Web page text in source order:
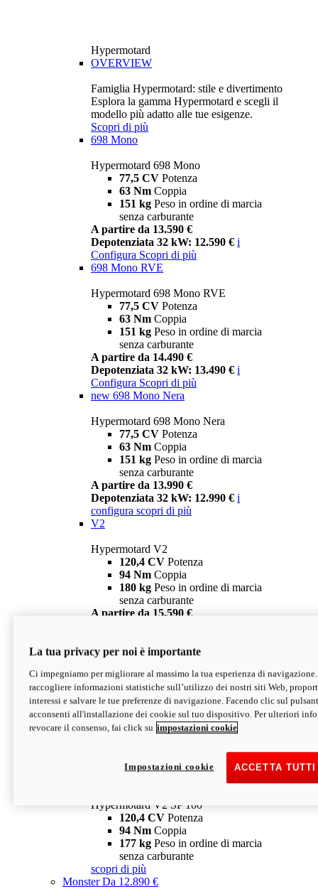
Hypermotard
OVERVIEW
Famiglia Hypermotard: stile e divertimento
Esplora la gamma Hypermotard e scegli il
modello più adatto alle tue esigenze.
Scopri di più
698 Mono
Hypermotard 698 Mono
77,5 CV Potenza
63 Nm Coppia
151 kg Peso in ordine di marcia
senza carburante
A partire da 13.590 €
Depotenziata 32 kW: 12.590 € i
Configura Scopri di più
698 Mono RVE
Hypermotard 698 Mono RVE
77,5 CV Potenza
63 Nm Coppia
151 kg Peso in ordine di marcia
senza carburante
A partire da 14.490 €
Depotenziata 32 kW: 13.490 € i
Configura Scopri di più
new 698 Mono Nera
Hypermotard 698 Mono Nera
77,5 CV Potenza
63 Nm Coppia
151 kg Peso in ordine di marcia
senza carburante
A partire da 13.990 €
Depotenziata 32 kW: 12.990 € i
configura scopri di più
V2
Hypermotard V2
120,4 CV Potenza
94 Nm Coppia
180 kg Peso in ordine di marcia
senza carburante
A partire da 15.590 €
V2 SP
Hypermotard V2 SP
120,4 CVPotenza
94 NmCoppia
177 kgPeso in ordine di marcia
senza carburante
Depotenziata 35 kW: 18.890 € i
configura scopri di più
Hypermotard V2 SP 100
120,4 CV Potenza
94 Nm Coppia
177 kg Peso in ordine di marcia
senza carburante
scopri di più
MonsterDa 12.890 €
La tua privacy per noi è importante
Ci impegniamo per migliorare al massimo la tua esperienza di
raccogliere informazioni statistiche sull’utilizzo dei nostri siti Web,
interessi e salvare le tue preferenze di navigazione. Facendo clic sul
acconsenti all'installazione dei cookie sul tuo dispositivo. Per ulteriori
revocare il consenso, fai click su impostazioni cookie
ACCETTA
Impostazioni cookie